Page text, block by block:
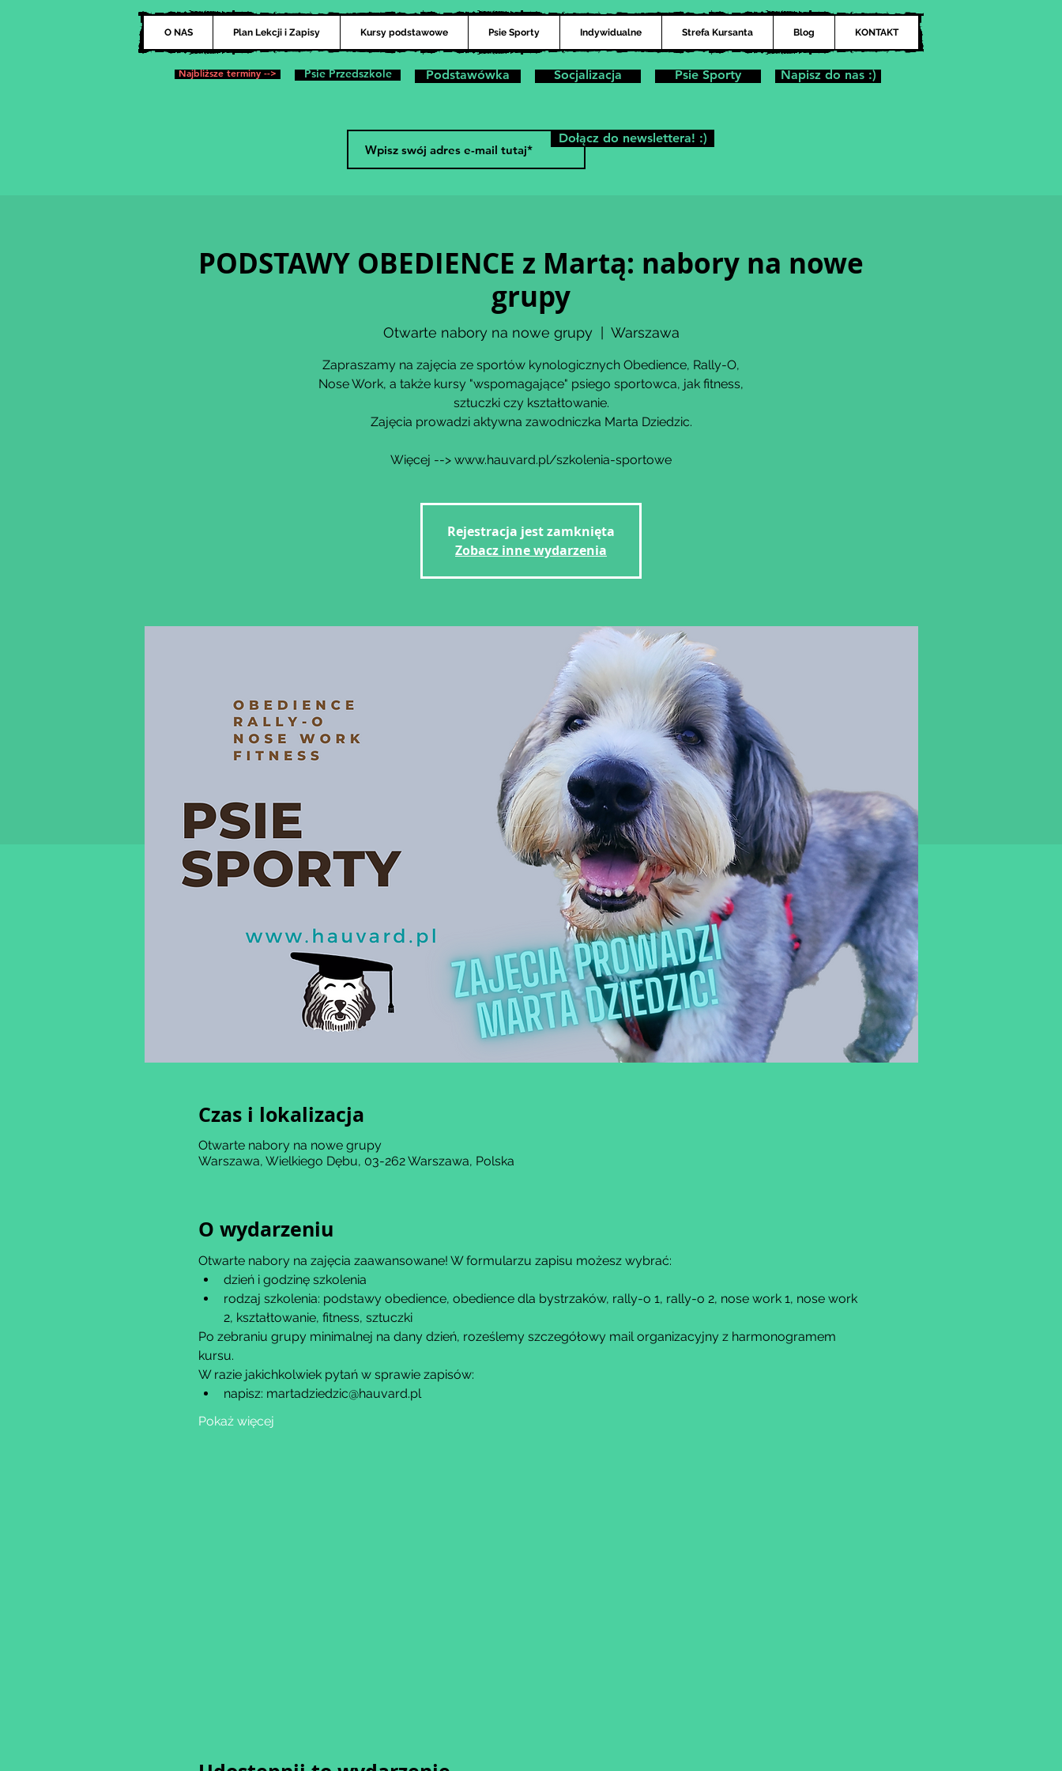
O NAS Plan Lekcji i Zapisy Kursy podstawowe Psie Sporty Indywidualne Strefa Kursanta Blog KONTAKT
Najbliższe terminy --> Psie Przedszkole Podstawówka Socjalizacja Psie Sporty Napisz do nas :)
PODSTAWY OBEDIENCE z Martą: nabory na nowe
grupy
Otwarte nabory na nowe grupy
  |
Warszawa
Zapraszamy na zajęcia ze sportów kynologicznych Obedience, Rally-O,
Nose Work, a także kursy "wspomagające" psiego sportowca, jak fitness,
sztuczki czy kształtowanie.
Zajęcia prowadzi aktywna zawodniczka Marta Dziedzic.
Rejestracja jest zamknięta
Zobacz inne wydarzenia
Czas i lokalizacja
Otwarte nabory na nowe grupy
Warszawa, Wielkiego Dębu, 03-262 Warszawa, Polska
O wydarzeniu
Otwarte nabory na zajęcia zaawansowane! W formularzu zapisu możesz wybrać:
dzień i godzinę szkolenia
rodzaj szkolenia: podstawy obedience, obedience dla bystrzaków, rally-o 1, rally-o 2, nose work 1, nose work
2, kształtowanie, fitness, sztuczki
Po zebraniu grupy minimalnej na dany dzień, roześlemy szczegółowy mail organizacyjny z harmonogramem
kursu.
W razie jakichkolwiek pytań w sprawie zapisów:
napisz: martadziedzic@hauvard.pl
Pokaż więcej
Dołącz do newslettera! :)